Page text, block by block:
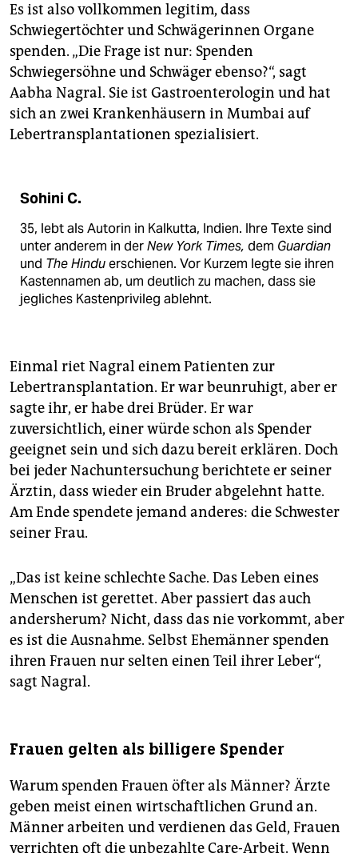
Es ist also vollkommen legitim, dass
Schwiegertöchter und Schwägerinnen Organe
spenden. „Die Frage ist nur: Spenden
Schwiegersöhne und Schwäger ebenso?“, sagt
Aabha Nagral. Sie ist Gastroenterologin und hat
sich an zwei Krankenhäusern in Mumbai auf
Lebertransplantationen spezialisiert.
Sohini C.
35, lebt als Autorin in Kalkutta, Indien. Ihre Texte sind
unter anderem in derNew York Times, dem Guardian
und The Hinduerschienen. Vor Kurzem legte sie ihren
Kastennamen ab, um deutlich zu machen, dass sie
jegliches Kastenprivileg ablehnt.
Einmal riet Nagral einem Patienten zur
Lebertransplantation. Er war beunruhigt, aber er
sagte ihr, er habe drei Brüder. Er war
zuversichtlich, einer würde schon als Spender
geeignet sein und sich dazu bereit erklären. Doch
bei jeder Nachuntersuchung berichtete er seiner
Ärztin, dass wieder ein Bruder abgelehnt hatte.
Am Ende spendete jemand anderes: die Schwester
seiner Frau.
„Das ist keine schlechte Sache. Das Leben eines
Menschen ist gerettet. Aber passiert das auch
andersherum? Nicht, dass das nie vorkommt, aber
es ist die Ausnahme. Selbst Ehemänner spenden
ihren Frauen nur selten einen Teil ihrer Leber“,
sagt Nagral.
Frauen gelten als billigere Spender
Warum spenden Frauen öfter als Männer? Ärzte
geben meist einen wirtschaftlichen Grund an.
Männer arbeiten und verdienen das Geld, Frauen
verrichten oft die unbezahlte Care-Arbeit. Wenn